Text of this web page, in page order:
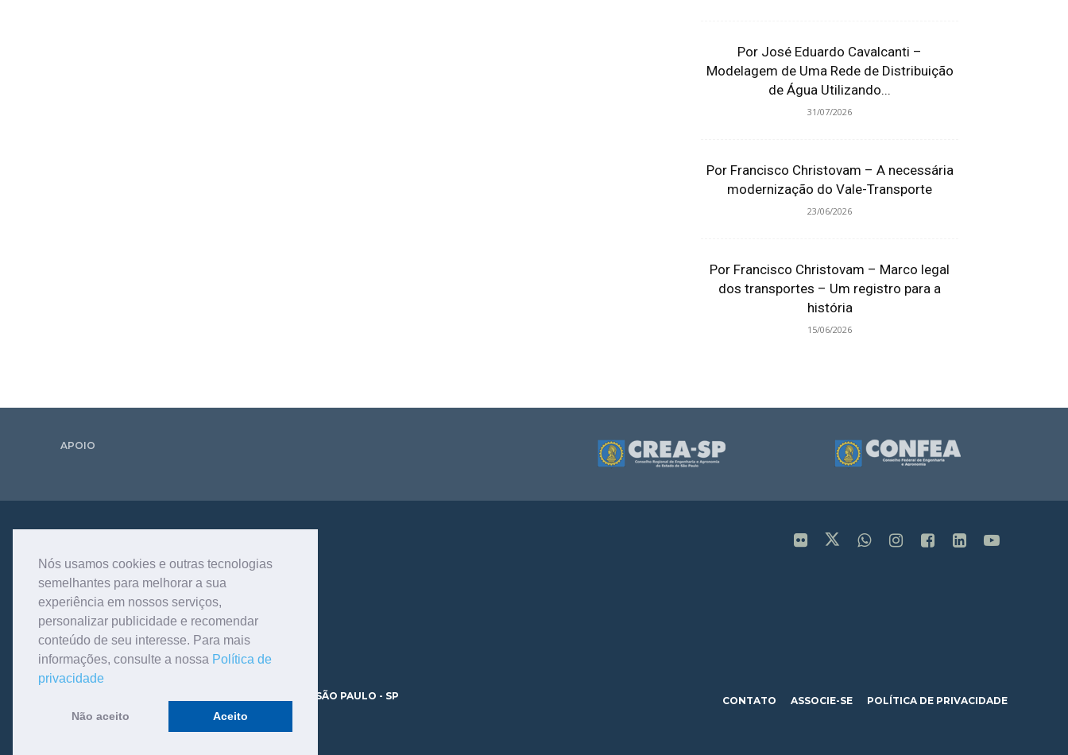
Nós usamos cookies e outras tecnologias
semelhantes para melhorar a sua
experiência em nossos serviços,
personalizar publicidade e recomendar
conteúdo de seu interesse. Para mais
informações, consulte a nossa Política de
privacidade
Não aceito Aceito
Por José Eduardo Cavalcanti –
Modelagem de Uma Rede de Distribuição
de Água Utilizando...
31/07/2026
Por Francisco Christovam – A necessária
modernização do Vale-Transporte
23/06/2026
Por Francisco Christovam – Marco legal
dos transportes – Um registro para a
história
15/06/2026
APOIO
AV. DR. DANTE PAZZANESE, 120 - VILA MARIANA - SÃO PAULO - SP
CONTATO ASSOCIE-SE POLÍTICA DE PRIVACIDADE